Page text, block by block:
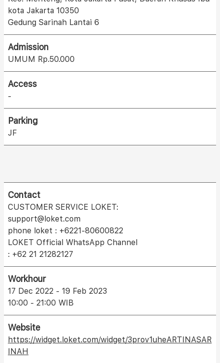
kota Jakarta 10350
Gedung Sarinah Lantai 6
Admission
UMUM Rp.50.000
Access
-
Parking
JF
Contact
CUSTOMER SERVICE LOKET:
support@loket.com
phone loket : +6221-80600822
LOKET Official WhatsApp Channel
: +62 21 21282127
Workhour
17 Dec 2022 - 19 Feb 2023
10:00 - 21:00 WIB
Website
https://widget.loket.com/widget/3prov1uheARTINASAR
INAH